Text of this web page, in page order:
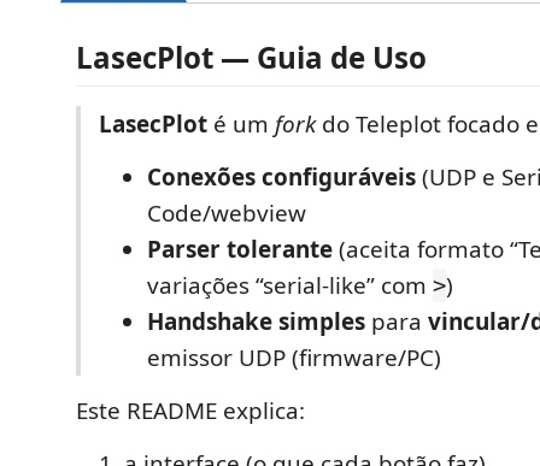
LasecPlot — Guia de Uso
LasecPlot é um forkdo Teleplot focado
Conexões configuráveis(UDP e
Code/webview
Parser tolerante(aceita formato
variações “serial-like” com >)
Handshake simples para vincular/
emissor UDP (firmware/PC)
Este README explica: